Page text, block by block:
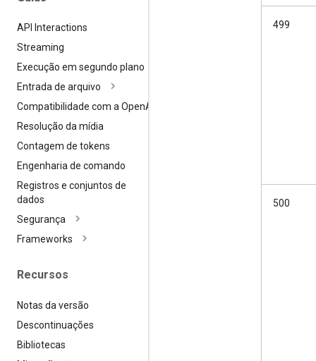
API Interactions
Streaming
Execução em segundo plano
Entrada de arquivo
Compatibilidade com a OpenAI
Resolução da mídia
Contagem de tokens
Engenharia de comando
Registros e conjuntos de
dados
Segurança
Frameworks
Recursos
Notas da versão
Descontinuações
Bibliotecas
499
500